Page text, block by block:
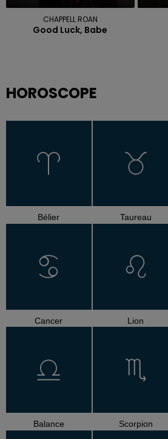
CHAPPELL ROAN
Good Luck, Babe
HOROSCOPE
Bélier Taureau
Cancer Lion
Balance Scorpion